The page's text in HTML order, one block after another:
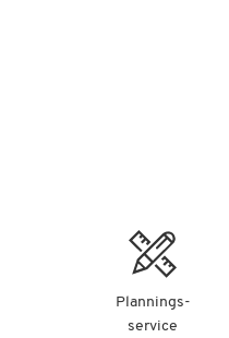
Plannings-
service